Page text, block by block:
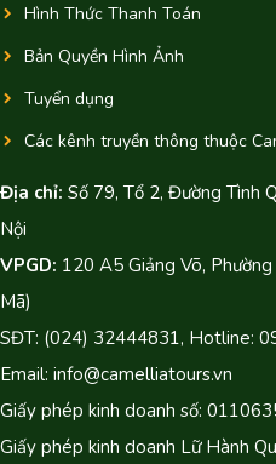
Hình Thức Thanh Toán
Bản Quyền Hình Ảnh
Tuyển dụng
Các kênh truyền thông thuộc
Địa chỉ: Số 79, Tổ 2, Đường Tình
Nội
VPGD: 120 A5 Giảng Võ,
Mã)
SĐT: (024) 32444831, Hotline:
Email: info@camelliatours.vn
Giấy phép kinh doanh số:
Giấy phép kinh doanh Lữ Hành